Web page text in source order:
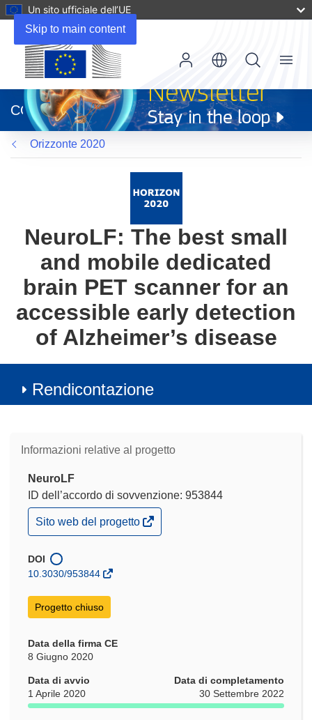
Skip to main content
Un sito ufficiale dell’UE
apre
in
una
nuova
finestra)
CORDIS
Menu
Orizzonte 2020
NeuroLF: The best small
and mobile dedicated
brain PET scanner for an
accessible early detection
of Alzheimer’s disease
Rendicontazione
Informazioni relative al progetto
NeuroLF
ID dell’accordo di sovvenzione: 953844
(si
apre
una
nuova
Sito web del progetto
DOI
10.3030/953844
Progetto chiuso
Data della firma CE
8 Giugno 2020
Data di avvio
1 Aprile 2020
Data di completamento
30 Settembre 2022